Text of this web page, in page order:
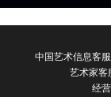
中国艺术信息客服
艺术家客
经